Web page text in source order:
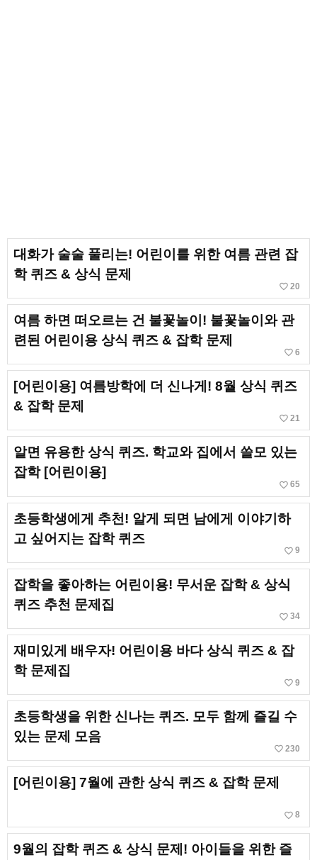
대화가 술술 풀리는! 어린이를 위한 여름 관련 잡
학 퀴즈 & 상식 문제
favorite_border 20
여름 하면 떠오르는 건 불꽃놀이! 불꽃놀이와 관
련된 어린이용 상식 퀴즈 & 잡학 문제
favorite_border 6
[어린이용] 여름방학에 더 신나게! 8월 상식 퀴즈
& 잡학 문제
favorite_border 21
알면 유용한 상식 퀴즈. 학교와 집에서 쓸모 있는
잡학 [어린이용]
favorite_border 65
초등학생에게 추천! 알게 되면 남에게 이야기하
고 싶어지는 잡학 퀴즈
favorite_border 9
잡학을 좋아하는 어린이용! 무서운 잡학 & 상식
퀴즈 추천 문제집
favorite_border 34
재미있게 배우자! 어린이용 바다 상식 퀴즈 & 잡
학 문제집
favorite_border 9
초등학생을 위한 신나는 퀴즈. 모두 함께 즐길 수
있는 문제 모음
favorite_border 230
[어린이용] 7월에 관한 상식 퀴즈 & 잡학 문제
favorite_border 8
9월의 잡학 퀴즈 & 상식 문제! 아이들을 위한 즐